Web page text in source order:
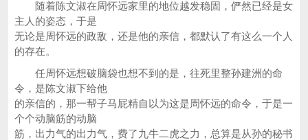
随着陈文淑在周怀远家里的地位越发稳固，俨然已经是女
主人的姿态，于是
无论是周怀远的政敌，还是他的亲信，都默认了有这么一个人
的存在。
任周怀远想破脑袋也想不到的是，往死里整孙建洲的命
令，是陈文淑下给他
的亲信的，那一帮子马屁精自以为这是周怀远的命令，于是一
个个动脑筋的动脑
筋，出力气的出力气，费了九牛二虎之力，总算是从孙的秘书